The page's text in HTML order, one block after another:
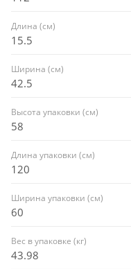
Длина (см)
15.5
Ширина (см)
42.5
Высота упаковки (см)
58
Длина упаковки (см)
120
Ширина упаковки (см)
60
Вес в упаковке (кг)
43.98